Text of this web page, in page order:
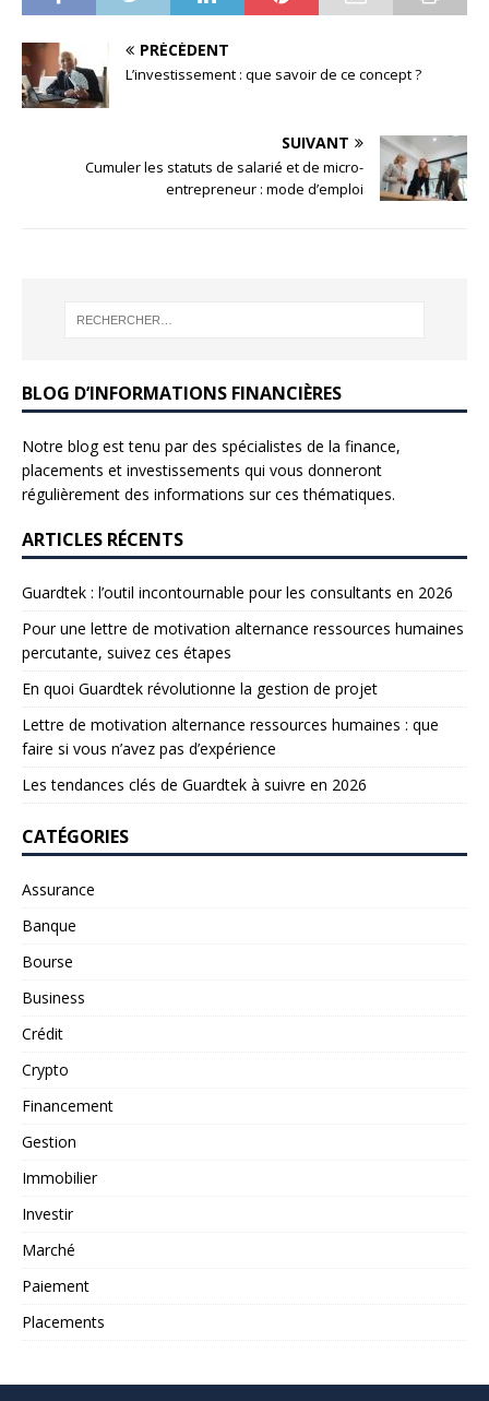
PRÉCÉDENT
L’investissement : que savoir de ce concept ?
SUIVANT
Cumuler les statuts de salarié et de micro-
entrepreneur : mode d’emploi
BLOG D’INFORMATIONS FINANCIÈRES
Notre blog est tenu par des spécialistes de la finance,
placements et investissements qui vous donneront
régulièrement des informations sur ces thématiques.
ARTICLES RÉCENTS
Guardtek : l’outil incontournable pour les consultants en 2026
Pour une lettre de motivation alternance ressources humaines
percutante, suivez ces étapes
En quoi Guardtek révolutionne la gestion de projet
Lettre de motivation alternance ressources humaines : que
faire si vous n’avez pas d’expérience
Les tendances clés de Guardtek à suivre en 2026
CATÉGORIES
Assurance
Banque
Bourse
Business
Crédit
Crypto
Financement
Gestion
Immobilier
Investir
Marché
Paiement
Placements